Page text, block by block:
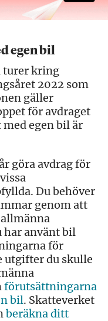
egen bil
turer kring
2022 som
gäller
för avdraget
egen bil är
göra avdrag för
Du behöver
genom att
har använt bil
för
utgifter du skulle
förutsättningarna
bil. Skatteverket
beräkna ditt